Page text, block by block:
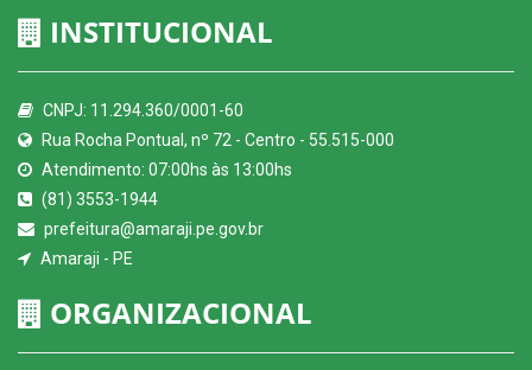
INSTITUCIONAL
CNPJ: 11.294.360/0001-60
Rua Rocha Pontual, nº 72 - Centro - 55.515-000
Atendimento: 07:00hs às 13:00hs
(81) 3553-1944
prefeitura@amaraji.pe.gov.br
Amaraji - PE
ORGANIZACIONAL